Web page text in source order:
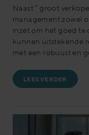
Naast ” groot
management zowel
inzet om het goed te
kunnen uitstekende
met een robuust en
LEES VERDER